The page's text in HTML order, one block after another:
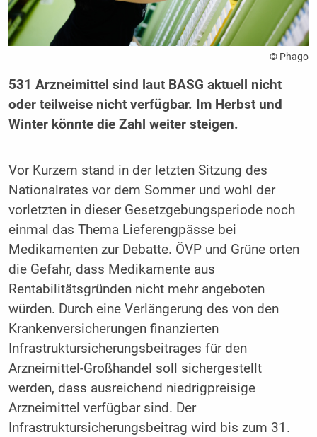
© Phago
531 Arzneimittel sind laut BASG aktuell nicht
oder teilweise nicht verfügbar. Im Herbst und
Winter könnte die Zahl weiter steigen.
Vor Kurzem stand in der letzten Sitzung des
Nationalrates vor dem Sommer und wohl der
vorletzten in dieser Gesetzgebungsperiode noch
einmal das Thema Lieferengpässe bei
Medikamenten zur Debatte. ÖVP und Grüne orten
die Gefahr, dass Medikamente aus
Rentabilitätsgründen nicht mehr angeboten
würden. Durch eine Verlängerung des von den
Krankenversicherungen finanzierten
Infrastruktursicherungsbeitrages für den
Arzneimittel-Großhandel soll sichergestellt
werden, dass ausreichend niedrigpreisige
Arzneimittel verfügbar sind. Der
Infrastruktursicherungsbeitrag wird bis zum 31.